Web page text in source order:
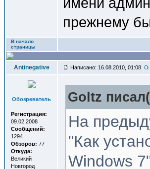
прежнему
В начало
страницы
Antinegative Написано: 16.08.2010, 01:08
Обозреватель
Регистрация:
09.02.2008
Сообщений:
1294
Обзоров: 77
Откуда:
Великий
Новгород
Goltz
На
"Как
Windows